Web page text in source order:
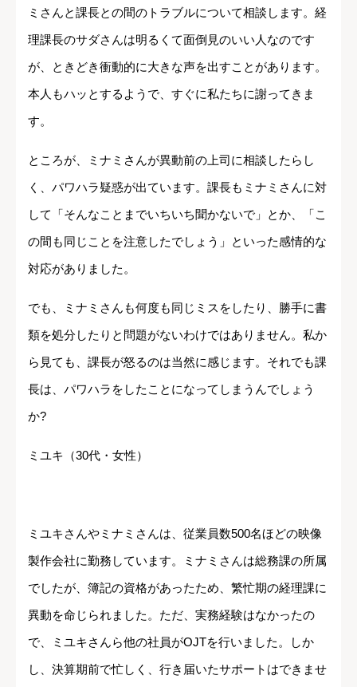
ミさんと課長との間のトラブルについて相談します。経
理課長のサダさんは明るくて面倒見のいい人なのです
が、ときどき衝動的に大きな声を出すことがあります。
本人もハッとするようで、すぐに私たちに謝ってきま
す。
ところが、ミナミさんが異動前の上司に相談したらし
く、パワハラ疑惑が出ています。課長もミナミさんに対
して「そんなことまでいちいち聞かないで」とか、「こ
の間も同じことを注意したでしょう」といった感情的な
対応がありました。
でも、ミナミさんも何度も同じミスをしたり、勝手に書
類を処分したりと問題がないわけではありません。私か
ら見ても、課長が怒るのは当然に感じます。それでも課
長は、パワハラをしたことになってしまうんでしょう
か?
ミユキ（30代・女性）
ミユキさんやミナミさんは、従業員数500名ほどの映像
製作会社に勤務しています。ミナミさんは総務課の所属
でしたが、簿記の資格があったため、繁忙期の経理課に
異動を命じられました。ただ、実務経験はなかったの
で、ミユキさんら他の社員がOJTを行いました。しか
し、決算期前で忙しく、行き届いたサポートはできませ